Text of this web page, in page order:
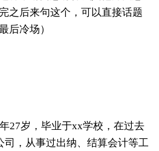
之后来句这个，可以直接话题
后冷场）
27岁，毕业于xx学校，在过去
司，从事过出纳、结算会计等工